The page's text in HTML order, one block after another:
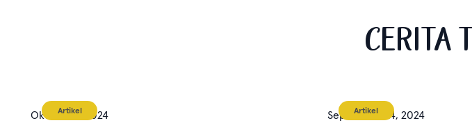
CERITA
Artikel
Oktober 7, 2024 Artikel
September 24, 2024